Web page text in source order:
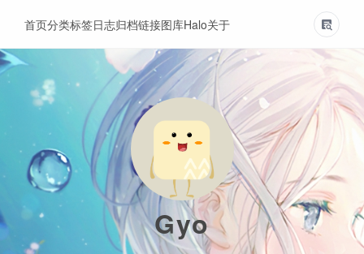
Gyo
首页分类标签日志归档链接图库Halo关于